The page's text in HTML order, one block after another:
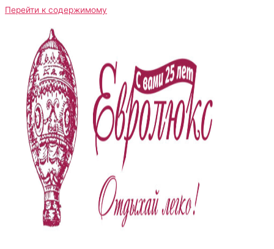
Перейти к содержимому